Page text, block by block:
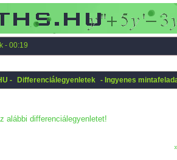
- 00:19
- Differenciálegyenletek - Ingyenes
alábbi differenciálegyenletet!